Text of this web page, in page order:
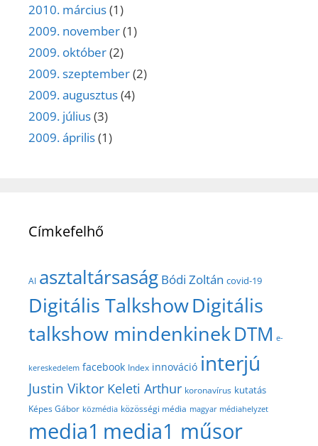
2010. március(1)
2009. november(1)
2009. október(2)
2009. szeptember(2)
2009. augusztus(4)
2009. július(3)
2009. április(1)
Címkefelhő
AI asztaltársaság Bódi Zoltán covid-19
Digitális TalkshowDigitális
talkshow mindenkinekDTM e-
kereskedelem facebook Index innováció interjú
Justin Viktor Keleti Arthur koronavírus kutatás
Képes Gábor közmédia közösségi média magyar médiahelyzet
media1 media1 műsor